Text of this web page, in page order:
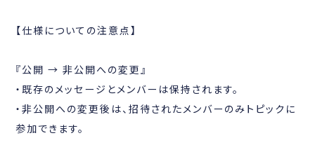
【仕様についての注意点】
『公開 → 非公開への変更』
・既存のメッセージとメンバーは保持されます。
・非公開への変更後は、招待されたメンバーのみトピックに
参加できます。